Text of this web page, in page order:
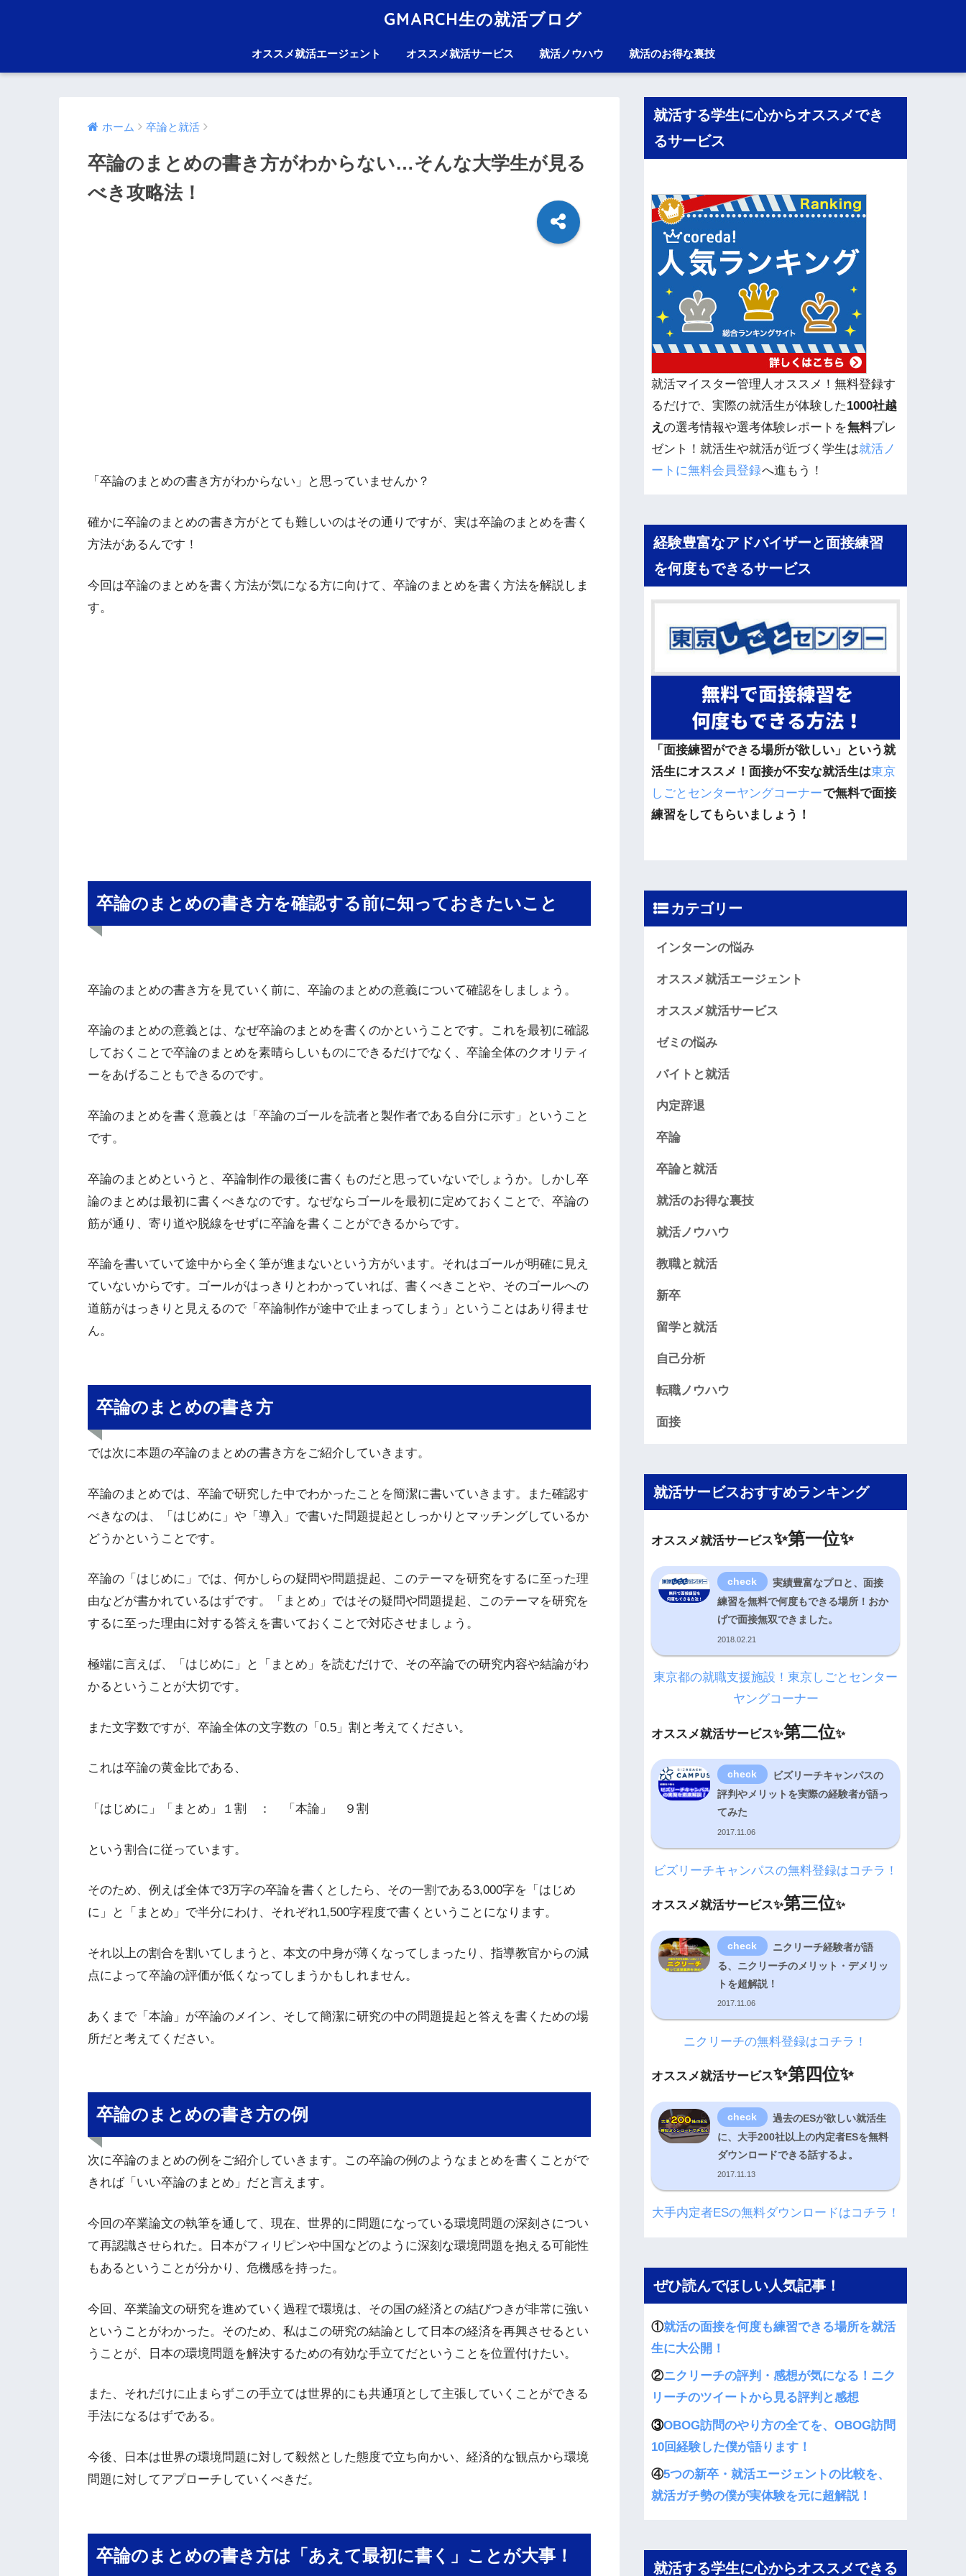
GMARCH生の就活ブログ
オススメ就活エージェント オススメ就活サービス 就活ノウハウ 就活のお得な裏技
ホーム 卒論と就活
卒論のまとめの書き方がわからない…そんな大学生が見る
べき攻略法！
「卒論のまとめの書き方がわからない」と思っていませんか？
確かに卒論のまとめの書き方がとても難しいのはその通りですが、実は卒論のまとめを書く
方法があるんです！
今回は卒論のまとめを書く方法が気になる方に向けて、卒論のまとめを書く方法を解説しま
す。
卒論のまとめの書き方を確認する前に知っておきたいこと
卒論のまとめの書き方を見ていく前に、卒論のまとめの意義について確認をしましょう。
卒論のまとめの意義とは、なぜ卒論のまとめを書くのかということです。これを最初に確認
しておくことで卒論のまとめを素晴らしいものにできるだけでなく、卒論全体のクオリティ
ーをあげることもできるのです。
卒論のまとめを書く意義とは「卒論のゴールを読者と製作者である自分に示す」ということ
です。
卒論のまとめというと、卒論制作の最後に書くものだと思っていないでしょうか。しかし卒
論のまとめは最初に書くべきなのです。なぜならゴールを最初に定めておくことで、卒論の
筋が通り、寄り道や脱線をせずに卒論を書くことができるからです。
卒論を書いていて途中から全く筆が進まないという方がいます。それはゴールが明確に見え
ていないからです。ゴールがはっきりとわかっていれば、書くべきことや、そのゴールへの
道筋がはっきりと見えるので「卒論制作が途中で止まってしまう」ということはあり得ませ
ん。
卒論のまとめの書き方
では次に本題の卒論のまとめの書き方をご紹介していきます。
卒論のまとめでは、卒論で研究した中でわかったことを簡潔に書いていきます。また確認す
べきなのは、「はじめに」や「導入」で書いた問題提起としっかりとマッチングしているか
どうかということです。
卒論の「はじめに」では、何かしらの疑問や問題提起、このテーマを研究をするに至った理
由などが書かれているはずです。「まとめ」ではその疑問や問題提起、このテーマを研究を
するに至った理由に対する答えを書いておくことで対応させましょう。
極端に言えば、「はじめに」と「まとめ」を読むだけで、その卒論での研究内容や結論がわ
かるということが大切です。
また文字数ですが、卒論全体の文字数の「0.5」割と考えてください。
これは卒論の黄金比である、
「はじめに」「まとめ」１割 ： 「本論」 ９割
という割合に従っています。
そのため、例えば全体で3万字の卒論を書くとしたら、その一割である3,000字を「はじめ
に」と「まとめ」で半分にわけ、それぞれ1,500字程度で書くということになります。
それ以上の割合を割いてしまうと、本文の中身が薄くなってしまったり、指導教官からの減
点によって卒論の評価が低くなってしまうかもしれません。
あくまで「本論」が卒論のメイン、そして簡潔に研究の中の問題提起と答えを書くための場
所だと考えてください。
卒論のまとめの書き方の例
次に卒論のまとめの例をご紹介していきます。この卒論の例のようなまとめを書くことがで
きれば「いい卒論のまとめ」だと言えます。
今回の卒業論文の執筆を通して、現在、世界的に問題になっている環境問題の深刻さについ
て再認識させられた。日本がフィリピンや中国などのように深刻な環境問題を抱える可能性
もあるということが分かり、危機感を持った。
今回、卒業論文の研究を進めていく過程で環境は、その国の経済との結びつきが非常に強い
ということがわかった。そのため、私はこの研究の結論として日本の経済を再興させるとい
うことが、日本の環境問題を解決するための有効な手立てだということを位置付けたい。
また、それだけに止まらずこの手立ては世界的にも共通項として主張していくことができる
手法になるはずである。
今後、日本は世界の環境問題に対して毅然とした態度で立ち向かい、経済的な観点から環境
問題に対してアプローチしていくべきだ。
卒論のまとめの書き方は「あえて最初に書く」ことが大事！
就活する学生に心からオススメでき
るサービス
就活マイスター管理人オススメ！無料登録す
るだけで、実際の就活生が体験した1000社越
えの選考情報や選考体験レポートを無料プレ
ゼント！就活生や就活が近づく学生は就活ノ
ートに無料会員登録へ進もう！
経験豊富なアドバイザーと面接練習
を何度もできるサービス
「面接練習ができる場所が欲しい」という就
活生にオススメ！面接が不安な就活生は東京
しごとセンターヤングコーナーで無料で面接
練習をしてもらいましょう！
カテゴリー
インターンの悩み
オススメ就活エージェント
オススメ就活サービス
ゼミの悩み
バイトと就活
内定辞退
卒論
卒論と就活
就活のお得な裏技
就活ノウハウ
教職と就活
新卒
留学と就活
自己分析
転職ノウハウ
面接
就活サービスおすすめランキング
オススメ就活サービス✨第一位✨
実績豊富なプロと、面接
練習を無料で何度もできる場所！おか
げで面接無双できました。
2018.02.21
東京都の就職支援施設！東京しごとセンター
ヤングコーナー
オススメ就活サービス✨第二位✨
ビズリーチキャンパスの
評判やメリットを実際の経験者が語っ
てみた
2017.11.06
ビズリーチキャンパスの無料登録はコチラ！
オススメ就活サービス✨第三位✨
ニクリーチ経験者が語
る、ニクリーチのメリット・デメリッ
トを超解説！
2017.11.06
ニクリーチの無料登録はコチラ！
オススメ就活サービス✨第四位✨
過去のESが欲しい就活生
に、大手200社以上の内定者ESを無料
ダウンロードできる話するよ。
2017.11.13
大手内定者ESの無料ダウンロードはコチラ！
ぜひ読んでほしい人気記事！
①就活の面接を何度も練習できる場所を就活
生に大公開！
②ニクリーチの評判・感想が気になる！ニク
リーチのツイートから見る評判と感想
③OBOG訪問のやり方の全てを、OBOG訪問
10回経験した僕が語ります！
④5つの新卒・就活エージェントの比較を、
就活ガチ勢の僕が実体験を元に超解説！
就活する学生に心からオススメできる